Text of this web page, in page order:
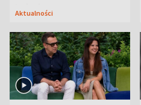
Lubelszczyzna
Aktualności